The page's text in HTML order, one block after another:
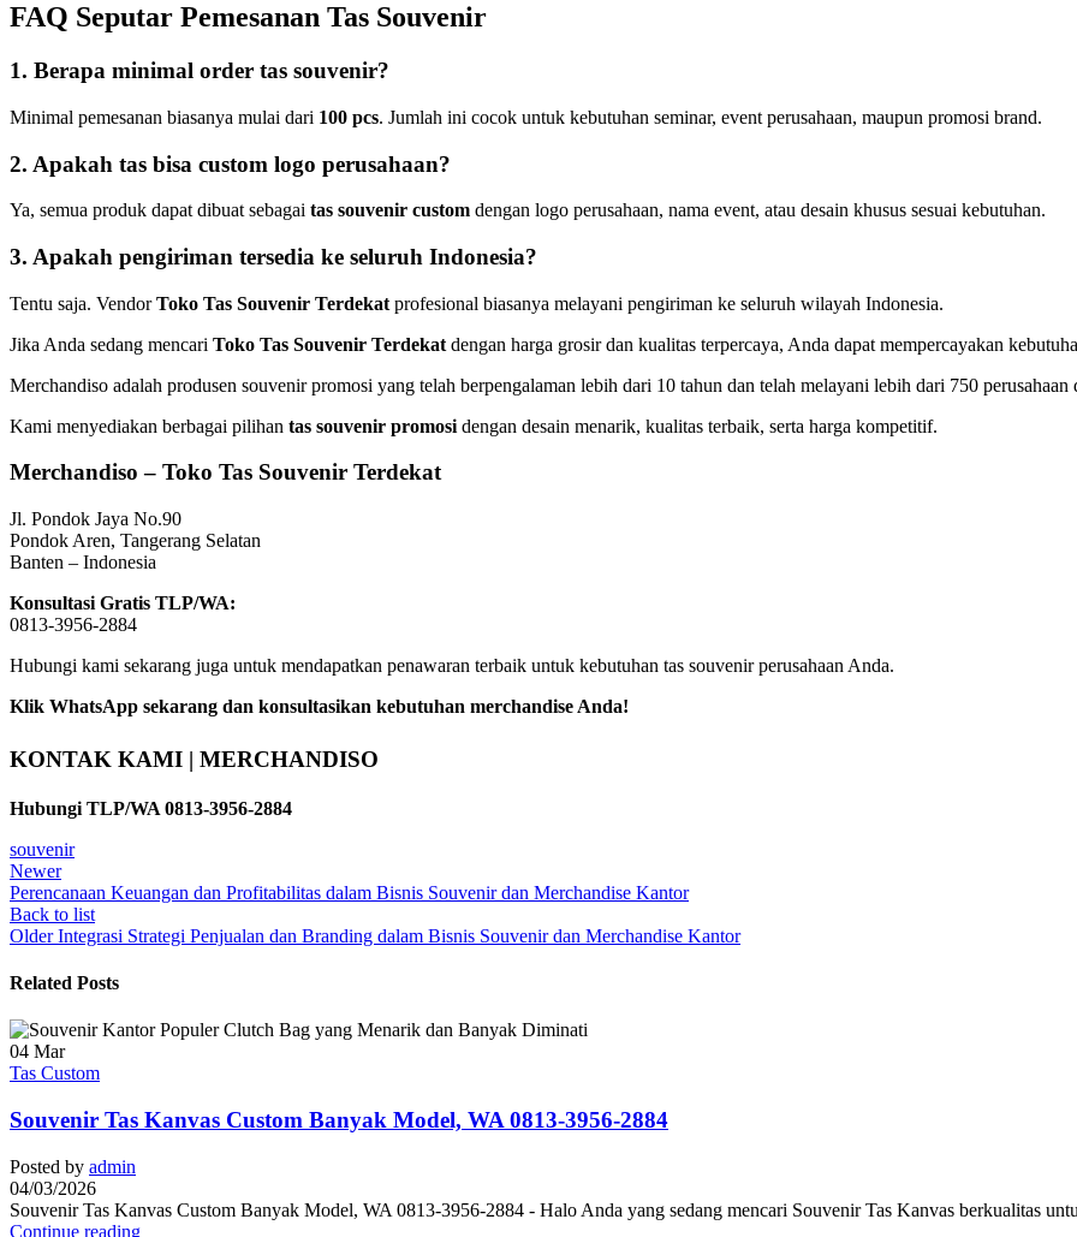
FAQ Seputar Pemesanan Tas Souvenir
1. Berapa minimal order tas souvenir?
Minimal pemesanan biasanya mulai dari 100 pcs. Jumlah ini cocok untuk kebutuhan seminar, event perusahaan, maupun promosi brand.
2. Apakah tas bisa custom logo perusahaan?
Ya, semua produk dapat dibuat sebagai tas souvenir custom dengan logo perusahaan, nama event, atau desain khusus sesuai kebutuhan.
3. Apakah pengiriman tersedia ke seluruh Indonesia?
Tentu saja. VendorToko Tas Souvenir Terdekat profesional biasanya melayani pengiriman ke seluruh wilayah Indonesia.
Jika Anda sedang mencari Toko Tas Souvenir Terdekat dengan harga grosir dan kualitas terpercaya, Anda dapat mempercayakan
Merchandiso adalah produsen souvenir promosi yang telah berpengalaman lebih dari 10 tahun dan telah melayani lebih dari 750 perusahaan
Kami menyediakan berbagai pilihan tas souvenir promosi dengan desain menarik, kualitas terbaik, serta harga kompetitif.
Merchandiso – Toko Tas Souvenir Terdekat
Jl. Pondok Jaya No.90
Pondok Aren, Tangerang Selatan
Banten – Indonesia
Konsultasi Gratis TLP/WA:
0813-3956-2884
Hubungi kami sekarang juga untuk mendapatkan penawaran terbaik untuk kebutuhan tas souvenir perusahaan Anda.
Klik WhatsApp sekarang dan konsultasikan kebutuhan merchandise Anda!
KONTAK KAMI | MERCHANDISO
Hubungi TLP/WA 0813-3956-2884
souvenir
Newer
Perencanaan Keuangan dan Profitabilitas dalam Bisnis Souvenir dan Merchandise Kantor
Back to list
Older Integrasi Strategi Penjualan dan Branding dalam Bisnis Souvenir dan Merchandise Kantor
Related Posts
04 Mar
Tas Custom
Souvenir Tas Kanvas Custom Banyak Model, WA 0813-3956-2884
Posted by admin
04/03/2026
Souvenir Tas Kanvas Custom Banyak Model, WA 0813-3956-2884 - Halo Anda yang sedang mencari Souvenir Tas Kanvas berkualitas
Continue reading